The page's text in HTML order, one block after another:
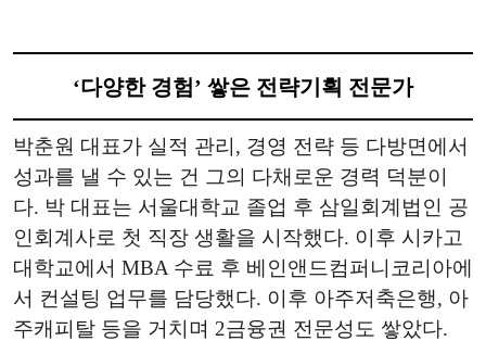
‘다양한 경험’ 쌓은 전략기획 전문가
박춘원 대표가 실적 관리, 경영 전략 등 다방면에서
성과를 낼 수 있는 건 그의 다채로운 경력 덕분이
다. 박 대표는 서울대학교 졸업 후 삼일회계법인 공
인회계사로 첫 직장 생활을 시작했다. 이후 시카고
대학교에서 MBA 수료 후 베인앤드컴퍼니코리아에
서 컨설팅 업무를 담당했다. 이후 아주저축은행, 아
주캐피탈 등을 거치며 2금융권 전문성도 쌓았다.